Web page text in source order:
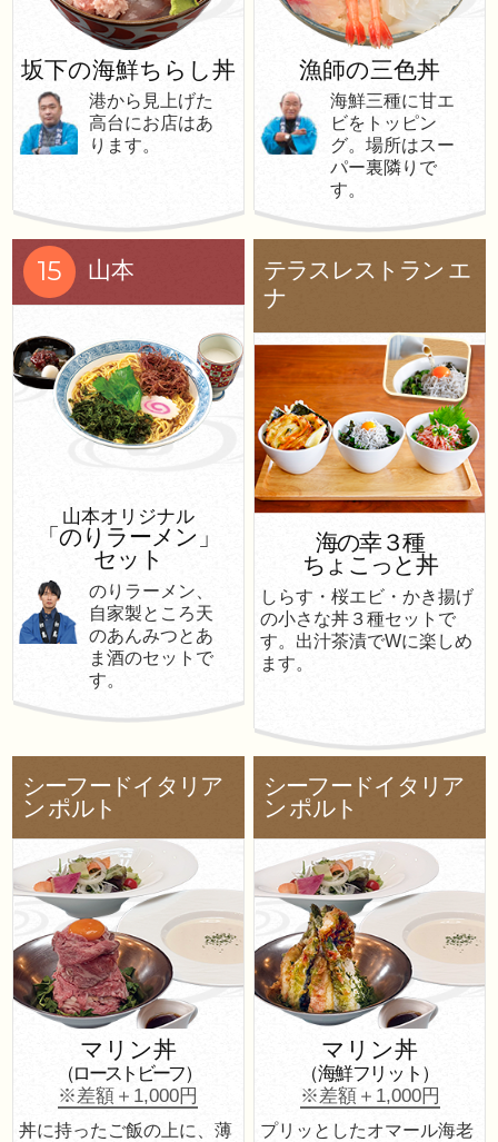
坂下の海鮮ちらし丼
港から見上げた
高台にお店はあ
ります。
漁師の三色丼
海鮮三種に甘エ
ビをトッピン
グ。場所はスー
パー裏隣りで
す。
15 山本
山本オリジナル
「のりラーメン」
セット
のりラーメン、
自家製ところ天
のあんみつとあ
ま酒のセットで
す。
テラスレストラン エ
ナ
海の幸３種
ちょこっと丼
しらす・桜エビ・かき揚げ
の小さな丼３種セットで
す。出汁茶漬でWに楽しめ
ます。
シーフードイタリア
ン ポルト
マリン丼
（ローストビーフ）
※差額＋1,000円
丼に持ったご飯の上に、薄
シーフードイタリア
ン ポルト
マリン丼
（海鮮フリット）
※差額＋1,000円
プリッとしたオマール海老